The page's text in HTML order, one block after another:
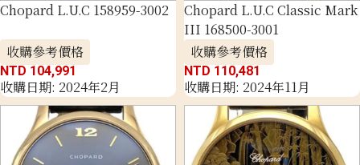
Chopard L.U.C 158959-3002
收購參考價格
NTD 104,991
收購日期: 2024年2月
Chopard L.U.C Classic Mark
III 168500-3001
收購參考價格
NTD 110,481
收購日期: 2024年11月